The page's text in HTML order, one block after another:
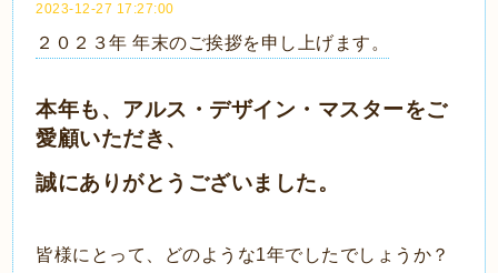
2023-12-27 17:27:00
２０２３年 年末のご挨拶を申し上げます。
本年も、アルス・デザイン・マスターをご
愛顧いただき、
誠にありがとうございました。
皆様にとって、どのような1年でしたでしょうか？